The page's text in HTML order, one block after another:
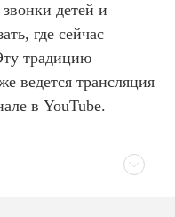
детей и
где сейчас
традицию
ведется трансляция
в YouTube.